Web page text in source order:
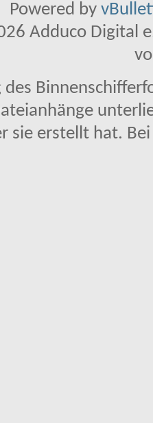
Powered by
Adduco Digital
des
sie erstellt hat.